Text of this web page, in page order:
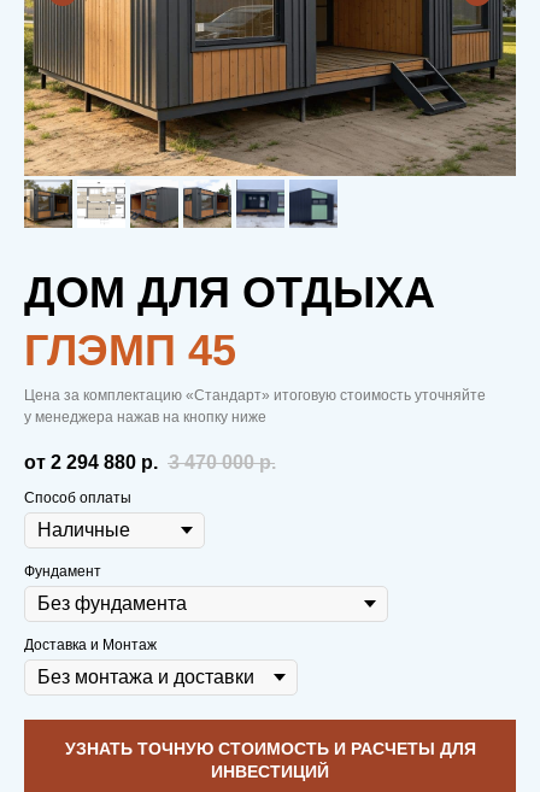
ДОМ ДЛЯ ОТДЫХА
ГЛЭМП 45
Цена за комплектацию «Стандарт» итоговую стоимость уточняйте
у менеджера нажав на кнопку ниже
от 2 294 880 р. 3 470 000 р.
Способ оплаты
Фундамент
Доставка и Монтаж
УЗНАТЬ ТОЧНУЮ СТОИМОСТЬ И РАСЧЕТЫ ДЛЯ
ИНВЕСТИЦИЙ